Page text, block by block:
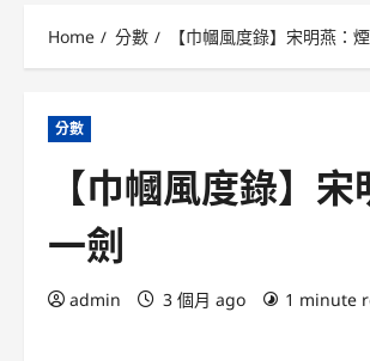
Home 分數 【巾幗風度錄】宋明燕：
分數
【巾幗風度錄】
一劍
admin 3 個月 ago 1 minute